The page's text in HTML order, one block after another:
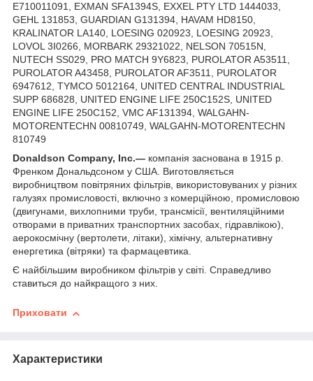
E710011091, EXMAN SFA1394S, EXXEL PTY LTD 1444033,
GEHL 131853, GUARDIAN G131394, HAVAM HD8150,
KRALINATOR LA140, LOESING 020923, LOESING 20923,
LOVOL 3I0266, MORBARK 29321022, NELSON 70515N,
NUTECH SS029, PRO MATCH 9Y6823, PUROLATOR A53511,
PUROLATOR A43458, PUROLATOR AF3511, PUROLATOR
6947612, TYMCO 5012164, UNITED CENTRAL INDUSTRIAL
SUPP 686828, UNITED ENGINE LIFE 250C152S, UNITED
ENGINE LIFE 250C152, VMC AF131394, WALGAHN-
MOTORENTECHN 00810749, WALGAHN-MOTORENTECHN
810749
Donaldson Company, Inc.— компанія заснована в 1915 р.
Френком Дональдсоном у США. Виготовляється
виробництвом повітряних фільтрів, використовуваних у різних
галузях промисловості, включно з комерційною, промисловою
(двигунами, вихлопними труби, трансмісії, вентиляційними
отворами в приватних транспортних засобах, гідравлікою),
аерокосмічну (вертолети, літаки), хімічну, альтернативну
енергетика (вітряки) та фармацевтика.
Є найбільшим виробником фільтрів у світі. Справедливо
ставиться до найкращого з них.
Приховати
Характеристики